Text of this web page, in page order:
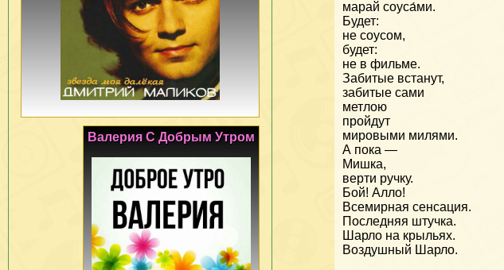
марай соуса́ми.
Будет:
не соусом,
будет:
не в фильме.
Забитые встанут,
забитые сами
метлою
пройдут
мировыми милями.
А пока —
Мишка,
верти ручку.
Бой! Алло!
Всемирная сенсация.
Последняя штучка.
Шарло на крыльях.
Воздушный Шарло.
Валерия С Добрым Утром